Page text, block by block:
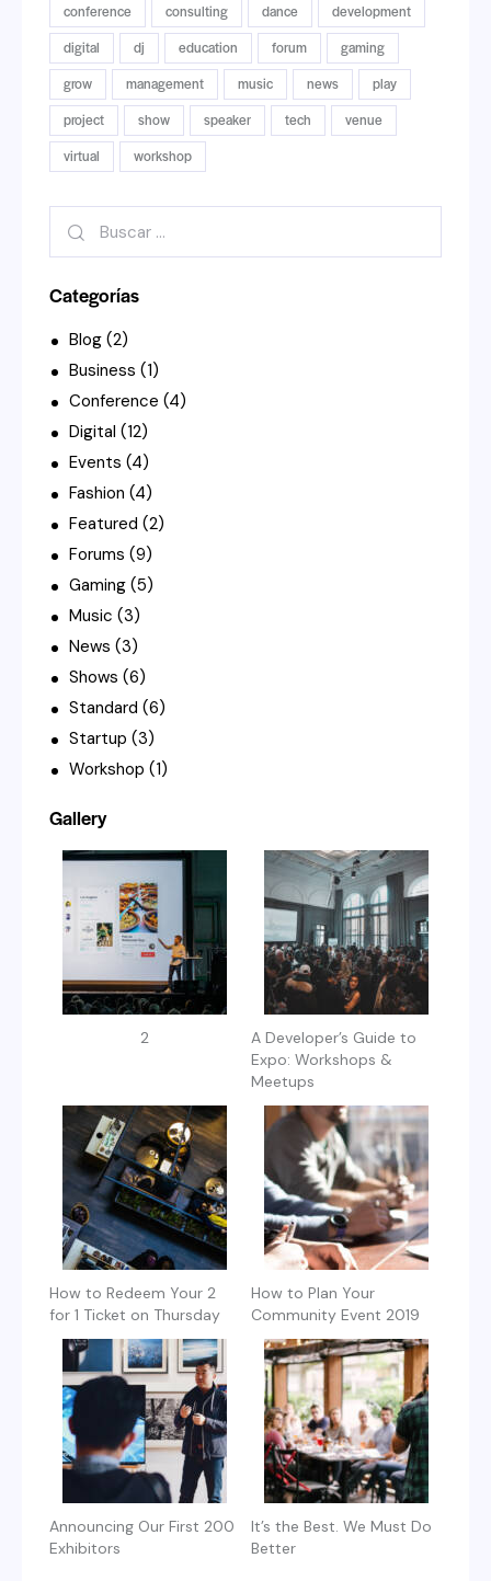
conference
consulting dance
development
digital
dj education forum
gaming
grow
management music news
play
project
show speaker tech
venue
virtual
workshop
Categorías
Blog (2)
Business (1)
Conference (4)
Digital (12)
Events (4)
Fashion (4)
Featured (2)
Forums (9)
Gaming (5)
Music (3)
News (3)
Shows (6)
Standard (6)
Startup (3)
Workshop (1)
Gallery
2
A Developer’s Guide to
Expo: Workshops &
Meetups
How to Redeem Your 2
for 1 Ticket on Thursday
How to Plan Your
Community Event 2019
Announcing Our First 200
Exhibitors
It’s the Best. We Must Do
Better